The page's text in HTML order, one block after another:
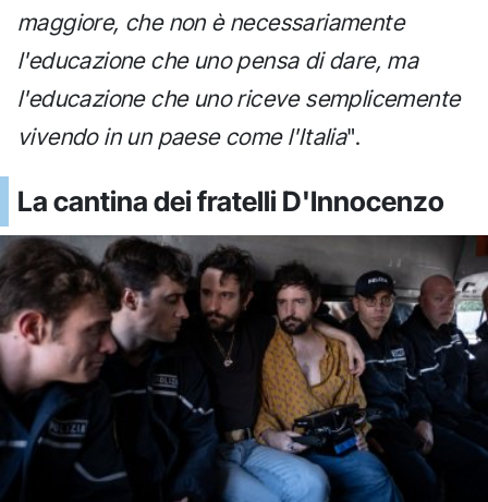
maggiore, che non è necessariamente
l'educazione che uno pensa di dare, ma
l'educazione che uno riceve semplicemente
vivendo in un paese come l'Italia".
La cantina dei fratelli D'Innocenzo